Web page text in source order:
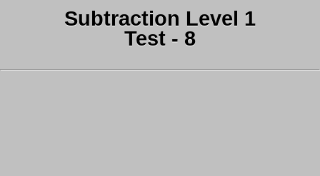
Subtraction Level 1
Test - 8